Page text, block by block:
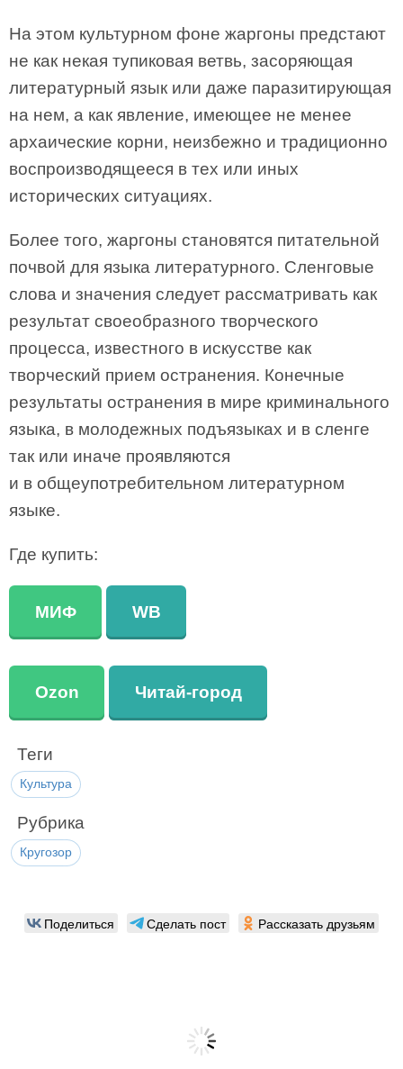
На этом культурном фоне жаргоны предстают
не как некая тупиковая ветвь, засоряющая
литературный язык или даже паразитирующая
на нем, а как явление, имеющее не менее
архаические корни, неизбежно и традиционно
воспроизводящееся в тех или иных
исторических ситуациях.
Более того, жаргоны становятся питательной
почвой для языка литературного. Сленговые
слова и значения следует рассматривать как
результат своеобразного творческого
процесса, известного в искусстве как
творческий прием остранения. Конечные
результаты остранения в мире криминального
языка, в молодежных подъязыках и в сленге
так или иначе проявляются
и в общеупотребительном литературном
языке.
Где купить:
МИФ WB
Ozon Читай-город
Теги
Культура
Рубрика
Кругозор
Поделиться Сделать пост Рассказать друзьям